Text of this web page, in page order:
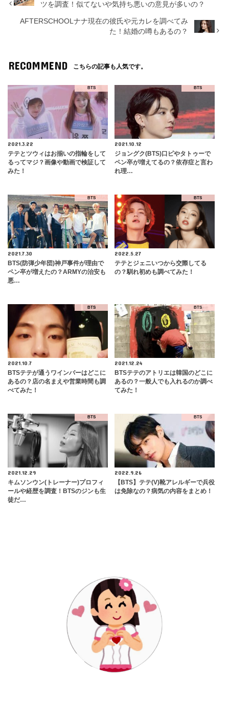
ツを調査！似てないや気持ち悪いの意見が多いの？
AFTERSCHOOLナナ現在の彼氏や元カレを調べてみ
た！結婚の噂もあるの？
RECOMMEND こちらの記事も人気です。
BTS
2021.3.22
テテとツウィはお揃いの指輪をして
るってマジ？画像や動画で検証して
みた！
BTS
2021.10.12
ジョングク(BTS)口ピやタトゥーで
ペン卒が増えてるの？依存症と言わ
れ理…
BTS
2021.7.30
BTS(防弾少年団)神戸事件が理由で
ペン卒が増えたの？ARMYの治安も
悪…
BTS
2022.5.27
テテとジェニいつから交際してる
の？馴れ初めも調べてみた！
BTS
2021.10.7
BTSテテが通うワインバーはどこに
あるの？店の名まえや営業時間も調
べてみた！
BTS
2021.12.24
BTSテテのアトリエは韓国のどこに
あるの？一般人でも入れるのか調べ
てみた！
BTS
2021.12.29
キムソンウン(トレーナー)プロフィ
ールや経歴を調査！BTSのジンも生
徒だ…
BTS
2022.9.26
【BTS】テテ(V)靴アレルギーで兵役
は免除なの？病気の内容をまとめ！